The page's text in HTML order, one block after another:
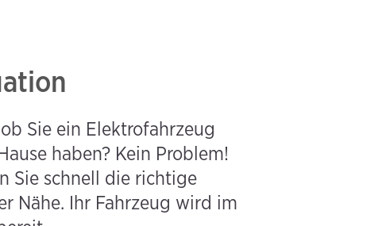
Sie ein Elektrofahrzeug
haben? Kein Problem!
Sie schnell die richtige
Nähe. Ihr Fahrzeug wird im